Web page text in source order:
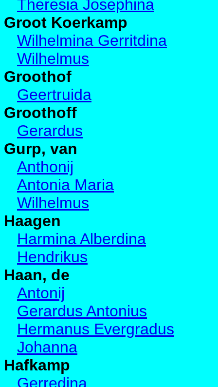
Theresia Josephina
Groot Koerkamp
Wilhelmina Gerritdina
Wilhelmus
Groothof
Geertruida
Groothoff
Gerardus
Gurp, van
Anthonij
Antonia Maria
Wilhelmus
Haagen
Harmina Alberdina
Hendrikus
Haan, de
Antonij
Gerardus Antonius
Hermanus Evergradus
Johanna
Hafkamp
Gerredina